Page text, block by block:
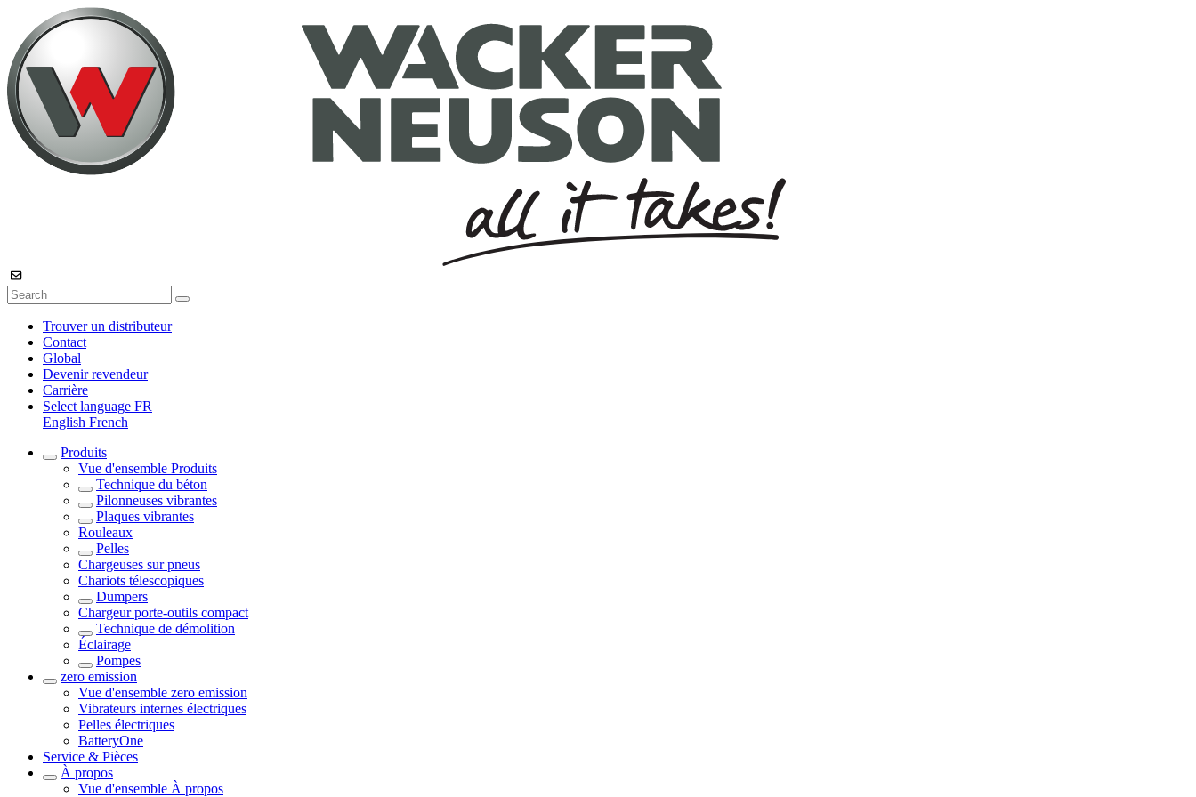
Trouver un distributeur
Contact
Global
Devenir revendeur
Carrière
Select language FR
English French
Produits
Vue d'ensemble Produits
Technique du béton
Pilonneuses vibrantes
Plaques vibrantes
Rouleaux
Pelles
Chargeuses sur pneus
Chariots télescopiques
Dumpers
Chargeur porte-outils compact
Technique de démolition
Éclairage
Pompes
zero emission
Vue d'ensemble zero emission
Vibrateurs internes électriques
Pelles électriques
BatteryOne
Service & Pièces
À propos
Vue d'ensemble À propos